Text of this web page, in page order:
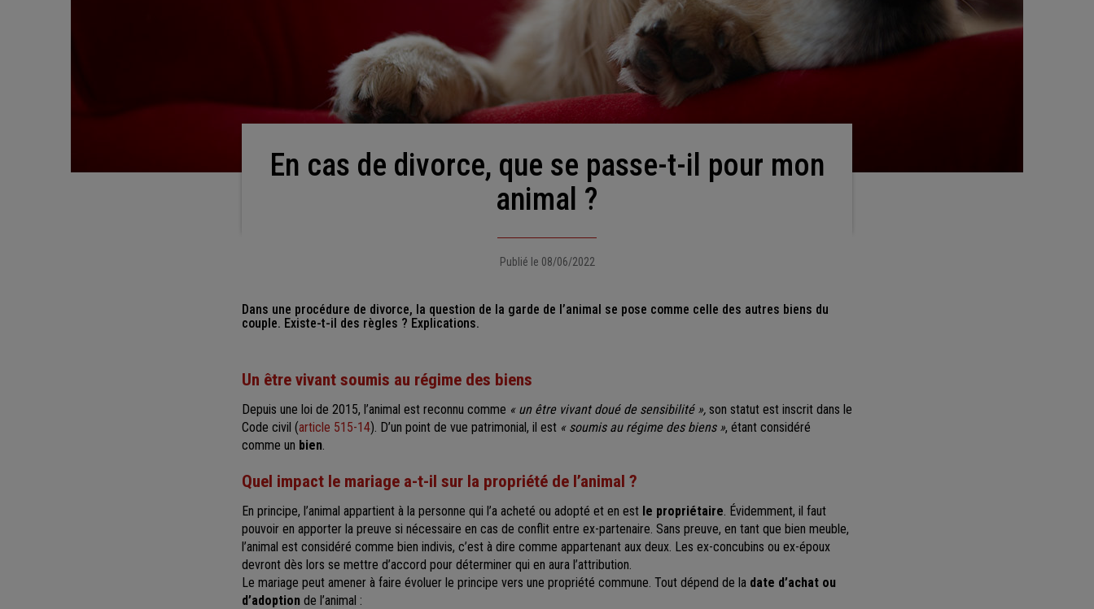
En cas de divorce, que se passe-t-il pour mon
animal ?
Publié le 08/06/2022
Dans une procédure de divorce, la question de la garde de l’animal se pose comme celle des autres biens du
couple. Existe-t-il des règles ? Explications.
Un être vivant soumis au régime des biens
Depuis une loi de 2015, l’animal est reconnu comme « un être vivant doué de sensibilité », son statut est inscrit dans le
Code civil (article 515-14). D’un point de vue patrimonial, il est « soumis au régime des biens », étant considéré
comme un bien
Quel impact le mariage a-t-il sur la propriété de l’animal ?
En principe, l’animal appartient à la personne qui l’a acheté ou adopté et en est le propriétaire . Évidemment, il faut
pouvoir en apporter la preuve si nécessaire en cas de conflit entre ex-partenaire. Sans preuve, en tant que bien meuble,
l’animal est considéré comme bien indivis, c’est à dire comme appartenant aux deux. Les ex-concubins ou ex-époux
devront dès lors se mettre d’accord pour déterminer qui en aura l’attribution.
Le mariage peut amener à faire évoluer le principe vers une propriété commune. Tout dépend de la date d’achat ou
d’adoption de l’animal :